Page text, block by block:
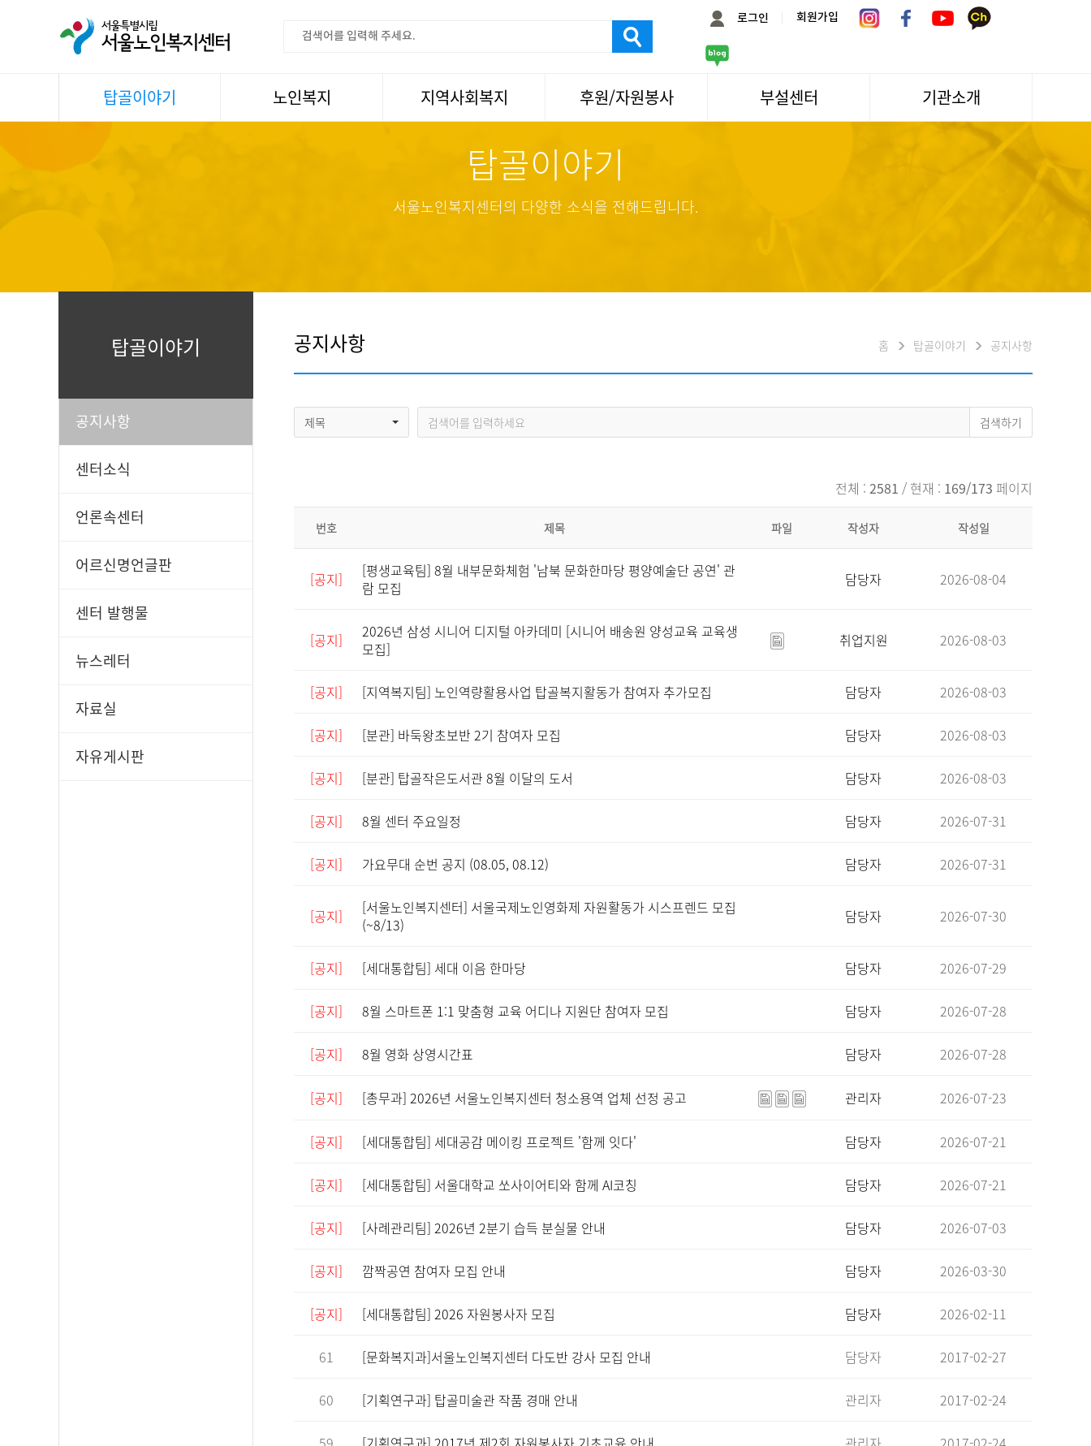
로그인 회원가입
탑골이야기
자료실
노인복지
스마트복지사업
지역사회복지
서울국제노인영화제
나눔축제/국화축제
활기찬미래연구소
어르신문화거리사업
후원/자원봉사
후원
자원봉사
기업사회봉사
부설센터 기관소개
기관방문/시설대관
오시는길
채용
일과봉사 자원봉사신청 기관방문 시설대관 뉴스레터 비.나이다 채용
탑골이야기
서울노인복지센터의 다양한 소식을 전해드립니다.
탑골이야기
공지사항
센터소식
언론속센터
어르신명언글판
센터 발행물
뉴스레터
자료실
자유게시판
공지사항 홈 탑골이야기 공지사항
제목
전체 : 2581 / 현재 : 169/173 페이지
번호 제목 파일 작성자 작성일
[공지]
[평생교육팀] 8월 내부문화체험 '남북 문화한마당 평양예술단 공연' 관
람 모집
담당자 2026-08-04
[공지]
2026년 삼성 시니어 디지털 아카데미 [시니어 배송원 양성교육 교육생
모집]
취업지원 2026-08-03
[공지] [지역복지팀] 노인역량활용사업 탑골복지활동가 참여자 추가모집 담당자 2026-08-03
[공지] [분관] 바둑왕초보반 2기 참여자 모집 담당자 2026-08-03
[공지] [분관] 탑골작은도서관 8월 이달의 도서 담당자 2026-08-03
[공지] 8월 센터 주요일정 담당자 2026-07-31
[공지] 가요무대 순번 공지 (08.05, 08.12) 담당자 2026-07-31
[공지]
[서울노인복지센터] 서울국제노인영화제 자원활동가 시스프렌드 모집
(~8/13)
담당자 2026-07-30
[공지] [세대통합팀] 세대 이음 한마당 담당자 2026-07-29
[공지] 8월 스마트폰 1:1 맞춤형 교육 어디나 지원단 참여자 모집 담당자 2026-07-28
[공지] 8월 영화 상영시간표 담당자 2026-07-28
[공지] [총무과] 2026년 서울노인복지센터 청소용역 업체 선정 공고 관리자 2026-07-23
[공지] [세대통합팀] 세대공감 메이킹 프로젝트 '함께 잇다' 담당자 2026-07-21
[공지] [세대통합팀] 서울대학교 쏘사이어티와 함께 AI코칭 담당자 2026-07-21
[공지] [사례관리팀] 2026년 2분기 습득 분실물 안내 담당자 2026-07-03
[공지] 깜짝공연 참여자 모집 안내 담당자 2026-03-30
[공지] [세대통합팀] 2026 자원봉사자 모집 담당자 2026-02-11
61 [문화복지과]서울노인복지센터 다도반 강사 모집 안내 담당자 2017-02-27
60 [기획연구과] 탑골미술관 작품 경매 안내 관리자 2017-02-24